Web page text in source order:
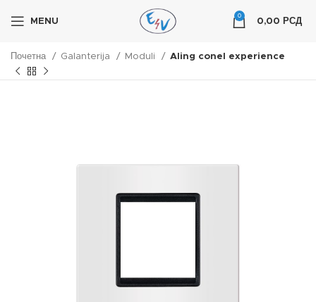
MENU
0
0,00 РСД
Почетна Galanterija Moduli Aling conel experience